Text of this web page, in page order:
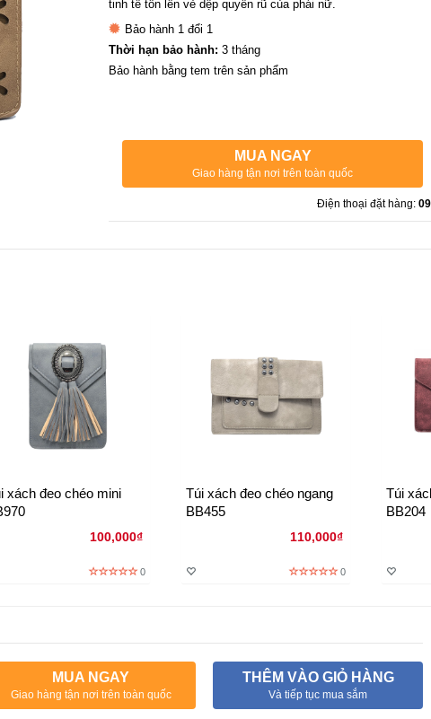
tinh tế tôn lên vẻ dệp quyến rũ của phái nữ.
Bảo hành 1 đổi 1
Thời hạn bảo hành: 3 tháng
Bảo hành bằng tem trên sản phẩm
MUA NGAY
Giao hàng tận nơi trên toàn quốc
Điện thoại đặt hàng:
xách đeo chéo mini
100,000₫
0
Túi xách đeo chéo ngang
BB455
110,000₫
0
Túi
BB204
MUA NGAY
Giao hàng tận nơi trên toàn quốc
THÊM VÀO GIỎ HÀNG
Và tiếp tục mua sắm